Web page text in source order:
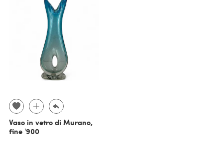
Vaso in vetro di Murano,
fine '900